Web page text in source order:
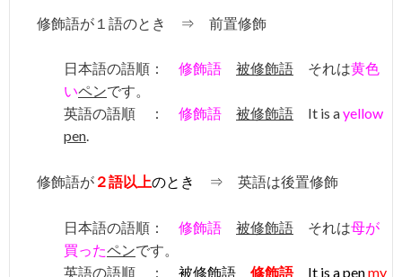
修飾語が１語のとき ⇒ 前置修飾
日本語の語順： 修飾語 被修飾語 それは黄色
いペンです。
英語の語順 ： 修飾語 被修飾語 It is ayellow
pen.
修飾語が ２語以上のとき ⇒ 英語は後置修飾
日本語の語順： 修飾語 被修飾語 それは母が
買ったペンです。
英語の語順 ： 被修飾語 修飾語It is apenmy